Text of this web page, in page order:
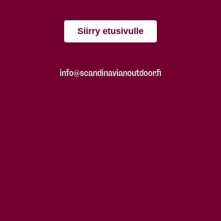
Siirry etusivulle
info@scandinavianoutdoor.fi